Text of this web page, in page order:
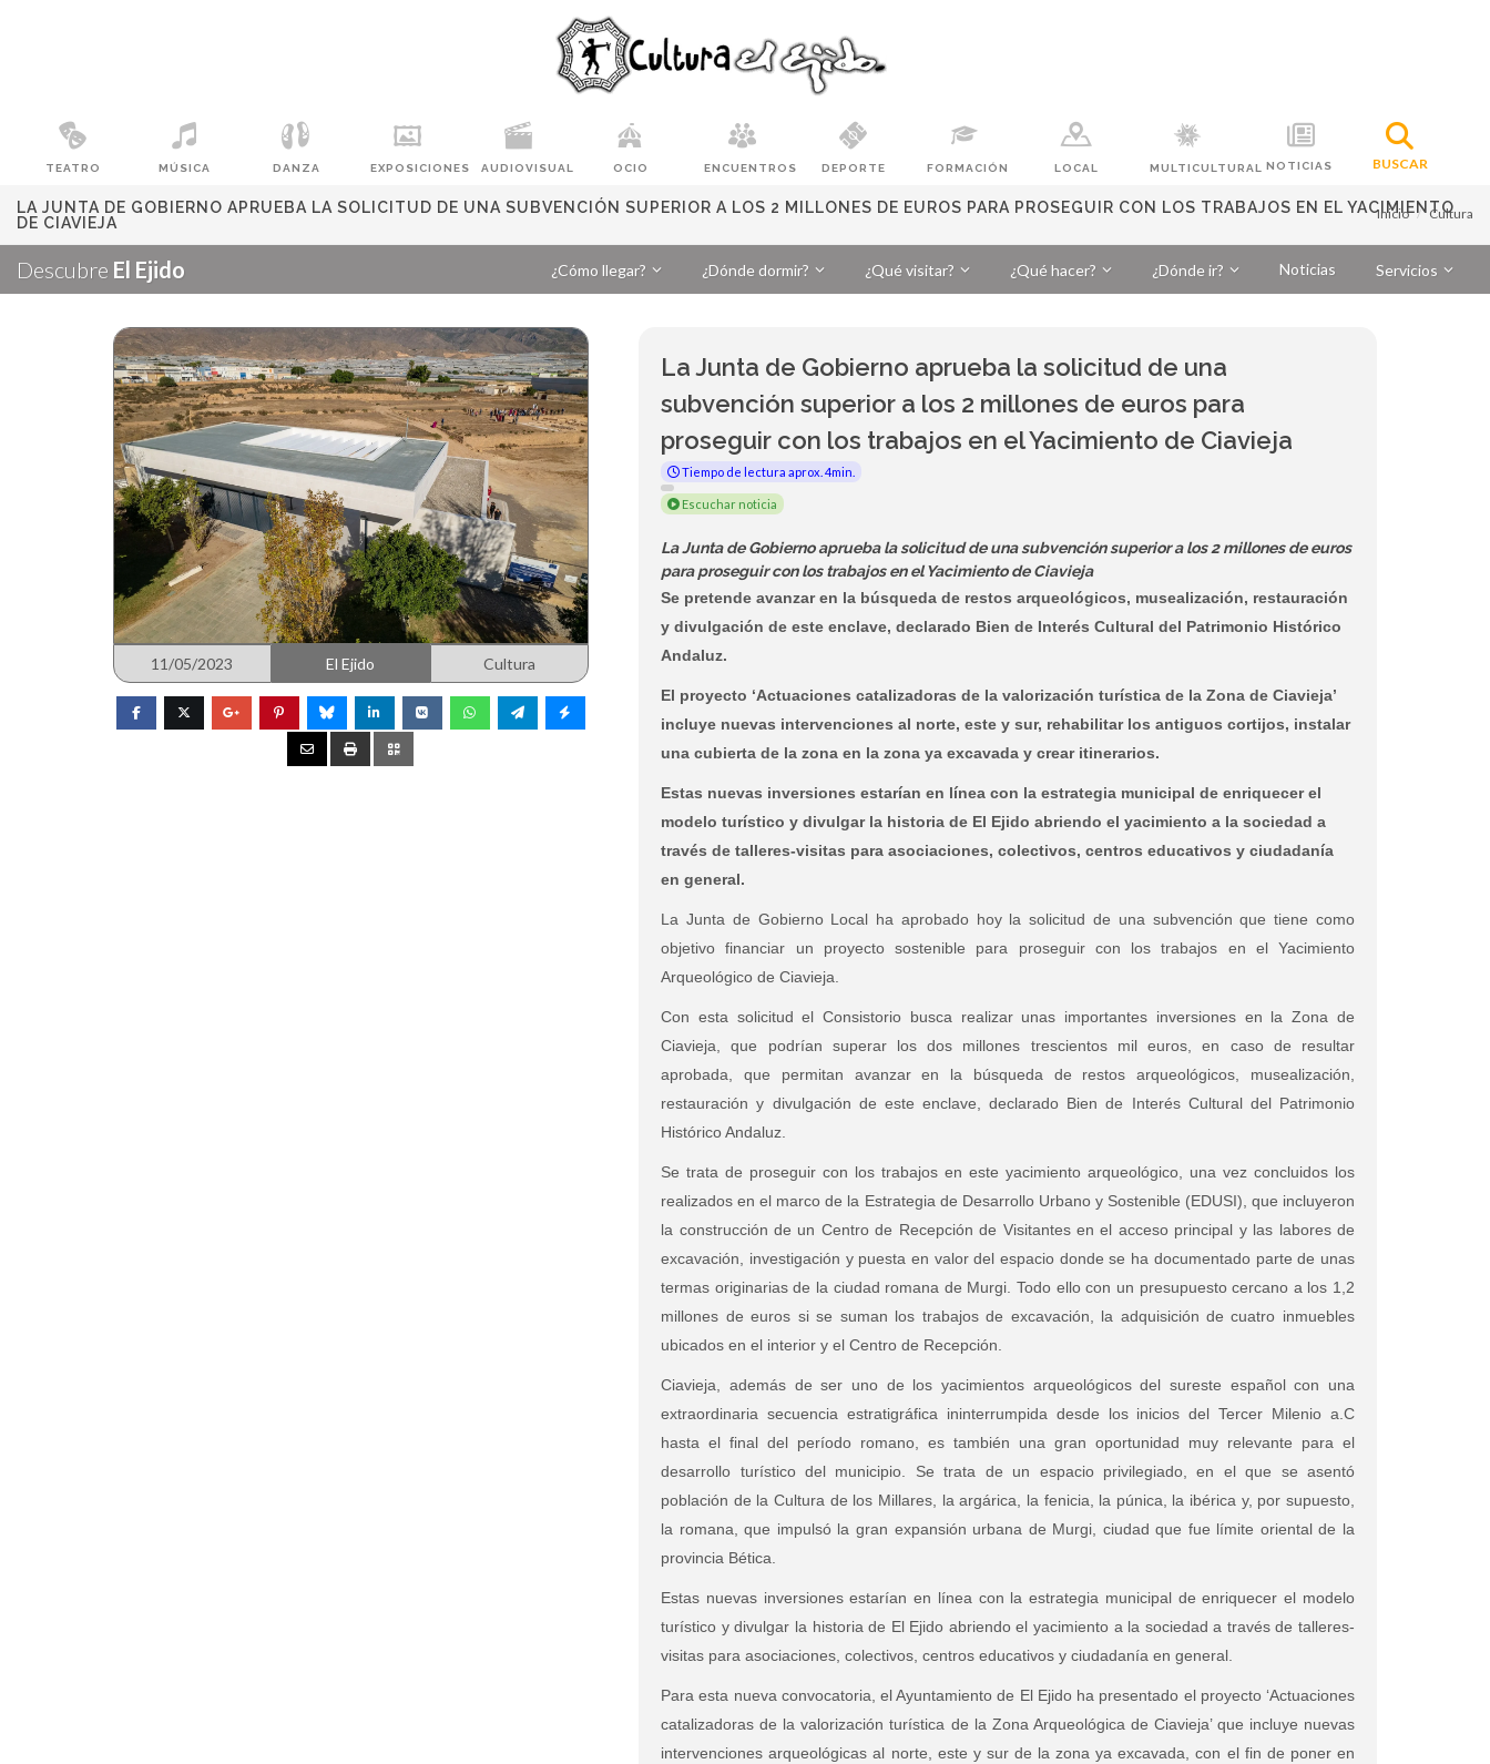
TEATRO MÚSICA DANZA EXPOSICIONES AUDIOVISUAL OCIO ENCUENTROS DEPORTE FORMACIÓN LOCAL MULTICULTURAL NOTICIAS BUSCAR
LA JUNTA DE GOBIERNO APRUEBA LA SOLICITUD DE UNA SUBVENCIÓN SUPERIOR A LOS 2 MILLONES DE EUROS PARA PROSEGUIR CON LOS TRABAJOS EN EL YACIMIENTO
DE CIAVIEJA
Inicio Cultura
Descubre El Ejido ¿Cómo llegar? ¿Dónde dormir? ¿Qué visitar? ¿Qué hacer? ¿Dónde ir? Noticias Servicios
11/05/2023 El Ejido Cultura
La Junta de Gobierno aprueba la solicitud de una
subvención superior a los 2 millones de euros para
proseguir con los trabajos en el Yacimiento de Ciavieja
Tiempo de lectura aprox. 4min.
Escuchar noticia
La Junta de Gobierno aprueba la solicitud de una subvención superior a los 2 millones de euros
para proseguir con los trabajos en el Yacimiento de Ciavieja
Se pretende avanzar en la búsqueda de restos arqueológicos, musealización, restauración
y divulgación de este enclave, declarado Bien de Interés Cultural del Patrimonio Histórico
Andaluz.
El proyecto ‘Actuaciones catalizadoras de la valorización turística de la Zona de Ciavieja’
incluye nuevas intervenciones al norte, este y sur, rehabilitar los antiguos cortijos, instalar
una cubierta de la zona en la zona ya excavada y crear itinerarios.
Estas nuevas inversiones estarían en línea con la estrategia municipal de enriquecer el
modelo turístico y divulgar la historia de El Ejido abriendo el yacimiento a la sociedad a
través de talleres-visitas para asociaciones, colectivos, centros educativos y ciudadanía
en general.
La Junta de Gobierno Local ha aprobado hoy la solicitud de una subvención que tiene como
objetivo financiar un proyecto sostenible para proseguir con los trabajos en el Yacimiento
Arqueológico de Ciavieja.
Con esta solicitud el Consistorio busca realizar unas importantes inversiones en la Zona de
Ciavieja, que podrían superar los dos millones trescientos mil euros, en caso de resultar
aprobada, que permitan avanzar en la búsqueda de restos arqueológicos, musealización,
restauración y divulgación de este enclave, declarado Bien de Interés Cultural del Patrimonio
Histórico Andaluz.
Se trata de proseguir con los trabajos en este yacimiento arqueológico, una vez concluidos los
realizados en el marco de la Estrategia de Desarrollo Urbano y Sostenible (EDUSI), que incluyeron
la construcción de un Centro de Recepción de Visitantes en el acceso principal y las labores de
excavación, investigación y puesta en valor del espacio donde se ha documentado parte de unas
termas originarias de la ciudad romana de Murgi. Todo ello con un presupuesto cercano a los 1,2
millones de euros si se suman los trabajos de excavación, la adquisición de cuatro inmuebles
ubicados en el interior y el Centro de Recepción.
Ciavieja, además de ser uno de los yacimientos arqueológicos del sureste español con una
extraordinaria secuencia estratigráfica ininterrumpida desde los inicios del Tercer Milenio a.C
hasta el final del período romano, es también una gran oportunidad muy relevante para el
desarrollo turístico del municipio. Se trata de un espacio privilegiado, en el que se asentó
población de la Cultura de los Millares, la argárica, la fenicia, la púnica, la ibérica y, por supuesto,
la romana, que impulsó la gran expansión urbana de Murgi, ciudad que fue límite oriental de la
provincia Bética.
Estas nuevas inversiones estarían en línea con la estrategia municipal de enriquecer el modelo
turístico y divulgar la historia de El Ejido abriendo el yacimiento a la sociedad a través de talleres-
visitas para asociaciones, colectivos, centros educativos y ciudadanía en general.
Para esta nueva convocatoria, el Ayuntamiento de El Ejido ha presentado el proyecto ‘Actuaciones
catalizadoras de la valorización turística de la Zona Arqueológica de Ciavieja’ que incluye nuevas
intervenciones arqueológicas al norte, este y sur de la zona ya excavada, con el fin de poner en